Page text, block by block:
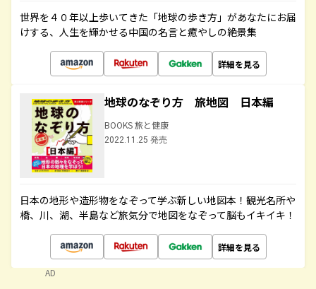
世界を４０年以上歩いてきた「地球の歩き方」があなたにお届
けする、人生を輝かせる中国の名言と癒やしの絶景集
詳細を見る
地球のなぞり方 旅地図 日本編
BOOKS 旅と健康
2022.11.25 発売
日本の地形や造形物をなぞって学ぶ新しい地図本！観光名所や
橋、川、湖、半島など旅気分で地図をなぞって脳もイキイキ！
詳細を見る
AD